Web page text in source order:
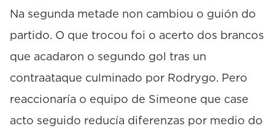
Na segunda metade non cambiou o guión do
partido. O que trocou foi o acerto dos brancos
que acadaron o segundo gol tras un
contraataque culminado por Rodrygo. Pero
reaccionaría o equipo de Simeone que case
acto seguido reducía diferenzas por medio do